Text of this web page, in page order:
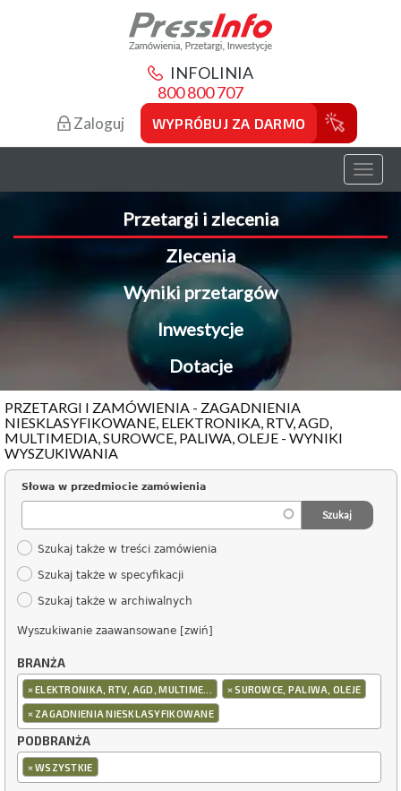
INFOLINIA
800 800 707
Zaloguj WYPRÓBUJ ZA DARMO
Toggle
Przetargi i zlecenia
Zlecenia
Wyniki przetargów
Inwestycje
Dotacje
PRZETARGI I ZAMÓWIENIA - ZAGADNIENIA
NIESKLASYFIKOWANE, ELEKTRONIKA, RTV, AGD,
MULTIMEDIA, SUROWCE, PALIWA, OLEJE - WYNIKI
WYSZUKIWANIA
Słowa w przedmiocie zamówienia
Szukaj także w treści zamówienia
Szukaj także w specyfikacji
Szukaj także w archiwalnych
Wyszukiwanie zaawansowane [zwiń]
BRANŻA
×ELEKTRONIKA, RTV, AGD, MULTIME... ×SUROWCE, PALIWA, OLEJE
× ZAGADNIENIA NIESKLASYFIKOWANE
PODBRANŻA
×WSZYSTKIE